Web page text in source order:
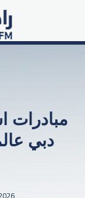
مبادرات
دبي